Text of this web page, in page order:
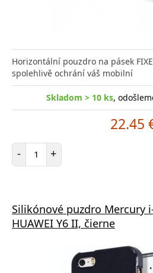
Horizontální pouzdro na pásek
spolehlivě ochrání váš mobilní
Skladom > 10 ks,
22.45
- Počet položiek
+
Silikónové puzdro Mercury
HUAWEI Y6 II, čierne